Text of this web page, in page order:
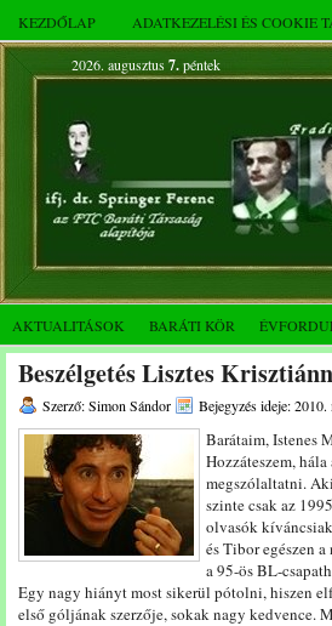
KEZDŐLAP ADATKEZELÉSI ÉS COOKIE
2026. augusztus 7.péntek
AKTUALITÁSOK BARÁTI KÖR
Beszélgetés Lisztes
Szerző: Simon Sándor Bejegyzés ideje: 2010.
Barátaim, Istenes
Hozzáteszem,
megszólaltatni.
szinte csak az
olvasók
és Tibor egészen
a 95-ös BL-
Egy nagy hiányt most sikerül pótolni, hiszen
első góljának szerzője, sokak nagy kedvence.